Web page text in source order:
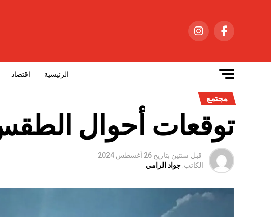
الرئيسية اقتصاد
مجتمع
توقعات أحوال الطقس
قبل سنتين بتاريخ 26 أغسطس 2024
الكاتب: جواد الرامي